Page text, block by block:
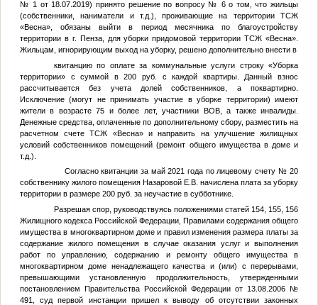
№ 1 от 18.07.2019) принято решение по вопросу № 6 о том, что жильцы
(собственники, наниматели и т.д.), проживающие на территории ТСЖ
«Весна», обязаны выйти в период месячника по благоустройству
территории в г. Пенза, для уборки придомовой территории ТСЖ «Весна».
Жильцам, игнорирующим выход на уборку, решено дополнительно внести в
квитанцию по оплате за коммунальные услуги строку «Уборка
территории» с суммой в 200 руб. с каждой квартиры. Данный взнос
рассчитывается без учета долей собственников, а поквартирно.
Исключение (могут не принимать участие в уборке территории) имеют
жители в возрасте 75 и более лет, участники ВОВ, а также инвалиды.
Денежные средства, оплаченные по дополнительному сбору, разместить на
расчетном счете ТСЖ «Весна» и направить на улучшение жилищных
условий собственников помещений (ремонт общего имущества в доме и
т.д.).
Согласно квитанции за май 2021 года по лицевому счету № 20
собственнику жилого помещения Назаровой Е.В. начислена плата за уборку
территории в размере 200 руб. за неучастие в субботнике.
Разрешая спор, руководствуясь положениями статей 154, 155, 156
Жилищного кодекса Российской Федерации, Правилами содержания общего
имущества в многоквартирном доме и правил изменения размера платы за
содержание жилого помещения в случае оказания услуг и выполнения
работ по управлению, содержанию и ремонту общего имущества в
многоквартирном доме ненадлежащего качества и (или) с перерывами,
превышающими установленную продолжительность, утвержденными
постановлением Правительства Российской Федерации от 13.08.2006 №
491, суд первой инстанции пришел к выводу об отсутствии законных